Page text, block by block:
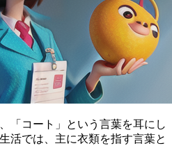
「コート」という言葉を耳にし
活では、主に衣類を指す言葉と